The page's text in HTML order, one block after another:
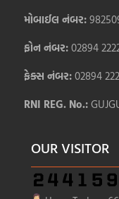
મોબાઈલ નંબર:
ફોન નંબર:02894
ફેક્સ નંબર:02894
RNI REG. No.:
OUR VISITOR